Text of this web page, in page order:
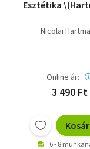
Esztétika
Nicolai
Online ár:
3 490 Ft
6 - 8